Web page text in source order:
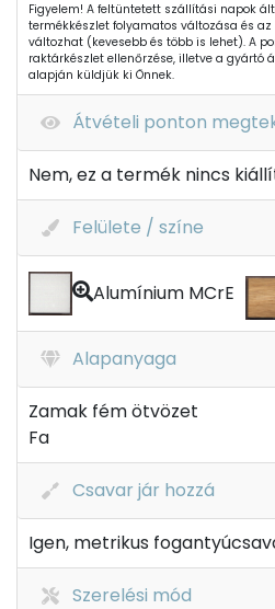
Figyelem! A feltüntetett szállítási napok
termékkészlet folyamatos változása és
változhat (kevesebb és több is lehet). A
raktárkészlet ellenőrzése, illetve a gyártó
alapján küldjük ki Önnek.
Átvételi ponton
Nem, ez a termék nincs
Felülete / színe
Alumínium MCrE
Alapanyaga
Zamak fém ötvözet
Fa
Csavar jár hozzá
Igen, metrikus
Szerelési mód